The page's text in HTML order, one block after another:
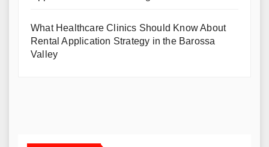
What Healthcare Clinics Should Know About
Rental Application Strategy in the Barossa
Valley